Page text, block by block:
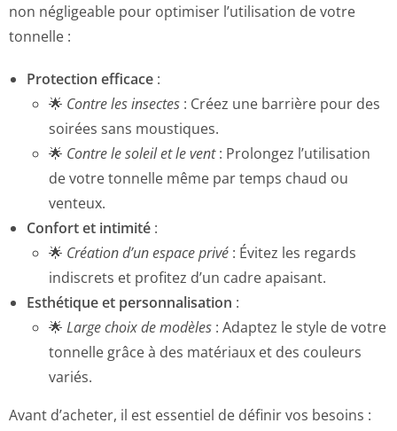
non négligeable pour optimiser l’utilisation de votre
tonnelle :
Protection efficace :
🌟 Contre les insectes : Créez une barrière pour des
soirées sans moustiques.
🌟 Contre le soleil et le vent: Prolongez l’utilisation
de votre tonnelle même par temps chaud ou
venteux.
Confort et intimité :
🌟 Création d’un espace privé : Évitez les regards
indiscrets et profitez d’un cadre apaisant.
Esthétique et personnalisation :
🌟 Large choix de modèles : Adaptez le style de votre
tonnelle grâce à des matériaux et des couleurs
variés.
Avant d’acheter, il est essentiel de définir vos besoins :